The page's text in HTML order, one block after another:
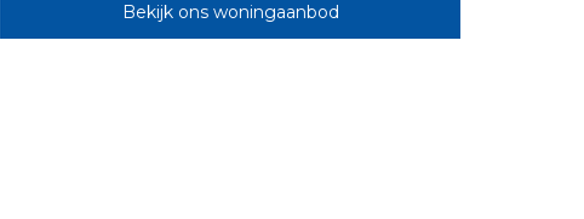
Bekijk ons woningaanbod